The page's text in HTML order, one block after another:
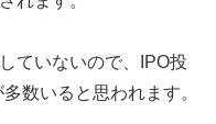
ていないので、IPO投
数いると思われます。